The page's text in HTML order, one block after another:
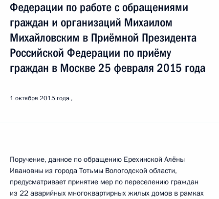
Федерации по работе с обращениями
граждан и организаций Михаилом
Михайловским в Приёмной Президента
Российской Федерации по приёму
граждан в Москве 25 февраля 2015 года
1 октября 2015 года
Поручение, данное по обращению Ерехинской Алёны
Ивановны из города Тотьмы Вологодской области,
предусматривает принятие мер по переселению граждан
из 22 аварийных многоквартирных жилых домов в рамках